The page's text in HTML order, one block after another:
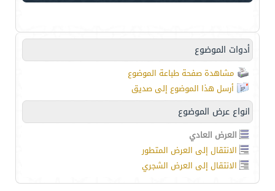
أدوات الموضوع
مشاهدة صفحة طباعة الموضوع
أرسل هذا الموضوع إلى صديق
انواع عرض الموضوع
العرض العادي
الانتقال إلى العرض المتطور
الانتقال إلى العرض الشجري